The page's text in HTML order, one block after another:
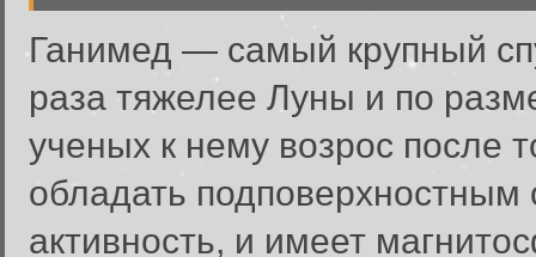
Ганимед — самый крупный
раза тяжелее Луны и по
ученых к нему возрос после
обладать подповерхностным
активность, и имеет